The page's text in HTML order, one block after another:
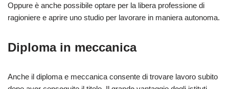
Oppure è anche possibile optare per la libera professione di
ragioniere e aprire uno studio per lavorare in maniera autonoma.
Diploma in meccanica
Anche il diploma e meccanica consente di trovare lavoro subito